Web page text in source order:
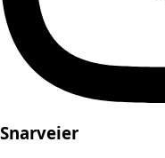
Snarveier